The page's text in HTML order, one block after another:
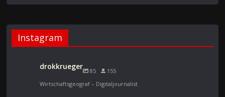
Instagram
drokkrueger 85
155
Wirtschaftsgeograf – Digitaljournalist